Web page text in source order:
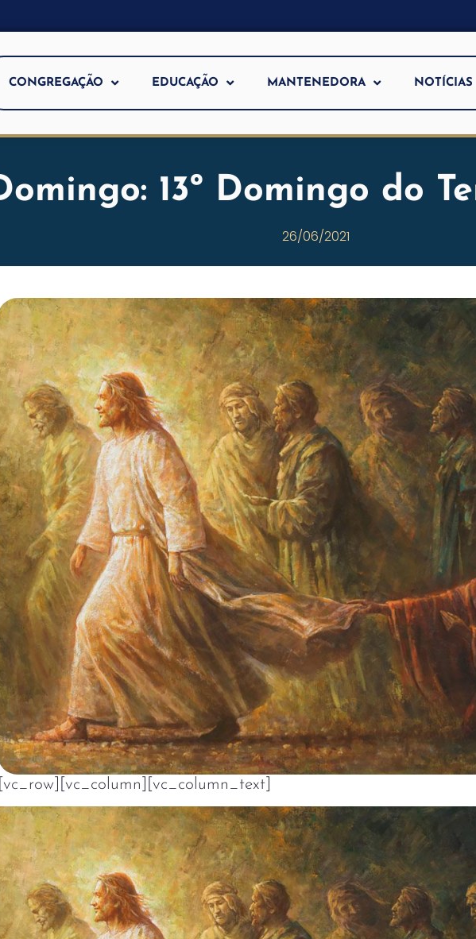
CONGREGAÇÃO EDUCAÇÃO MANTENEDORA NOTÍCIAS
13º Domingo do
26/06/2021
[vc_row][vc_column][vc_column_text]